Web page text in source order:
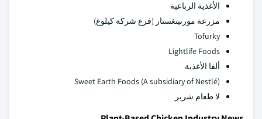
الأغذية الرباعية
مزرعة مورنينغستار (فرع شركة كيلوغ)
Tofurky
Lightlife Foods
ألفا الأغذية
Sweet Earth Foods (A subsidiary of Nestlé)
لا طعام شرير